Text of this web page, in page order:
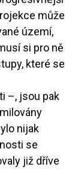
může
území,
si pro ně
které se
–, jsou pak
nijak
se
již dříve